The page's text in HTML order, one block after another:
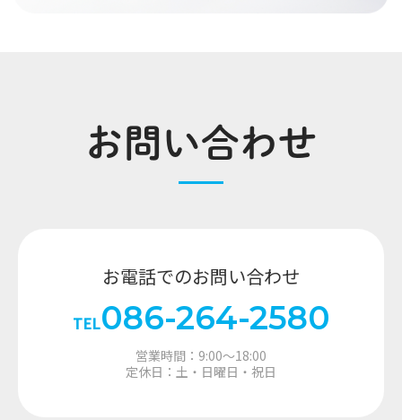
お問い合わせ
お電話でのお問い合わせ
TEL086-264-2580
営業時間：9:00～18:00
定休日：土・日曜日・祝日